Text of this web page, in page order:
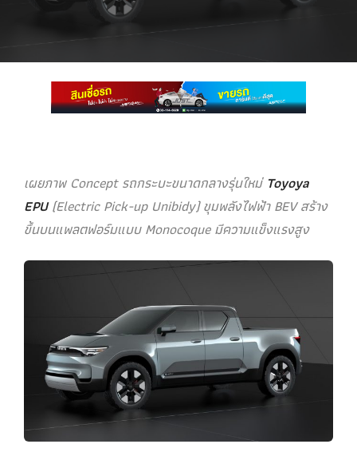
เผยภาพ Concept รถกระบะขนาดกลางรุ่นใหม่ Toyoya
EPU(Electric Pick-up Unibidy) ขุมพลังไฟฟ้า BEV สร้าง
ขึ้นบนแพลตฟอร์มแบบ Monocoque มีความแข็งแรงสูง